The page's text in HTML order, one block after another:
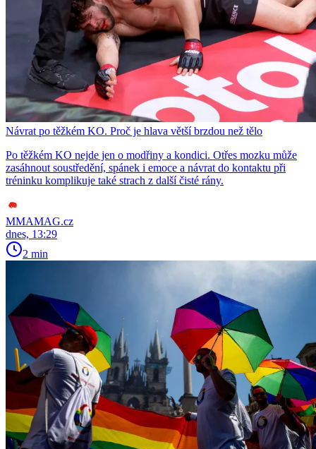
Návrat po těžkém KO. Proč je hlava větší brzdou než tělo
Po těžkém KO nejde jen o modřiny a kondici. Otřes mozku může
zasáhnout soustředění, spánek i emoce a návrat do kontaktu při
tréninku komplikuje také strach z další čisté rány.
MMAMAG.cz
dnes, 13:29
2 min